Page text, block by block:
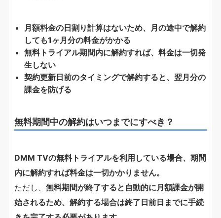
月額料金の日割り計算はないため、月の途中で解約
しても1ヶ月分の料金がかかる
無料トライアル期間内に解約すれば、料金は一切発
生しない
契約更新日前のタイミングで解約すると、翌月分の
課金を防げる
無料期間中の解約はいつまでにすべき？
DMM TVの無料トライアルを利用している場合、期間
内に解約すれば料金は一切かかりません。
ただし、 無料期間が終了すると自動的に月額課金が開
始されるため、解約する場合は終了日前日までに手続